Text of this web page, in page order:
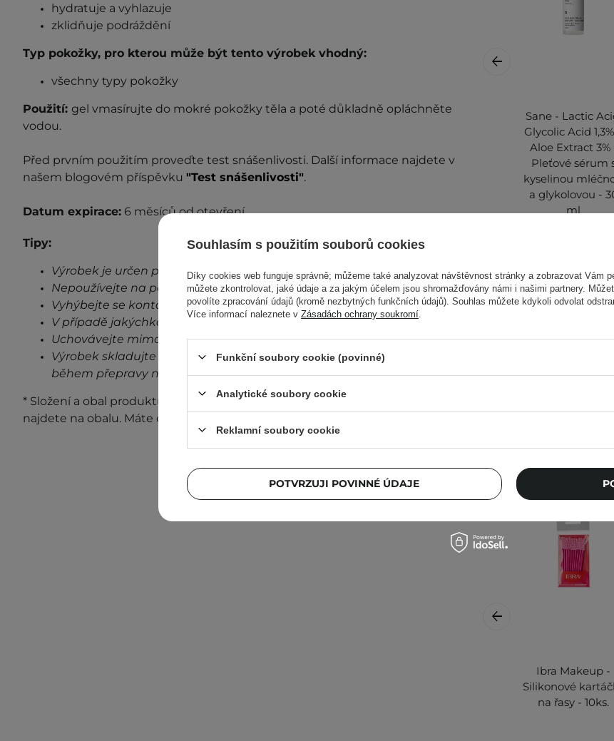
hydratuje a vyhlazuje
zklidňuje podráždění
Typ pokožky, pro kterou může být tento výrobek vhodný:
všechny typy pokožky
Použití: gel vmasírujte do mokré pokožky těla a poté důkladně opláchněte
vodou.
Před prvním použitím proveďte test snášenlivosti. Další informace najdete v
našem blogovém příspěvku "Test snášenlivosti".
Datum expirace: 6 měsíců od otevření.
Tipy:
Výrobek je určen pouze pro vnější použití.
Nepoužívejte na poškozenou pokožku.
Vyhýbejte se kontaktu s očima.
V případě jakýchkoli známek podráždění, přestaňte přípravek používat.
Uchovávejte mimo dosah dětí.
Výrobek skladujte při pokojové teplotě na stinném místě. Kolísání teplot
během přepravy neovlivní stabilitu a vlastnosti produktu.
* Složení a obal produktu se mohou měnit. Nejaktuálnější informace vždy
najdete na obalu. Máte otázky?
Sane - Lactic
Glycolic Acid
Aloe Extract 3%
Pleťové sérum
kyselinou
a glykolovou -
ml
159,00 Kč
Ibra Makeup -
Silikonové
na řasy - 10ks.
Souhlasím s použitím souborů cookies
Díky cookies web funguje správně; můžeme také analyzovat návštěvnost stránky a zobrazovat Vám
můžete zkontrolovat, jaké údaje a za jakým účelem jsou shromažďovány námi i našimi partnery.
povolíte zpracování údajů (kromě nezbytných funkčních údajů). Souhlas můžete kdykoli odvolat
Více informací naleznete v Zásadách ochrany soukromí
Funkční soubory cookie (povinné)
Analytické soubory cookie
Reklamní soubory cookie
POTVRZUJI POVINNÉ ÚDAJE